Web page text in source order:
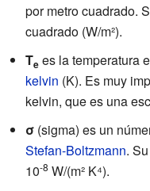
por metro cuadrado.
cuadrado (W/m²).
Te es la temperatura
kelvin (K). Es muy
kelvin, que es una
σ (sigma) es un
Stefan-Boltzmann.
10-8 W/(m² K⁴).